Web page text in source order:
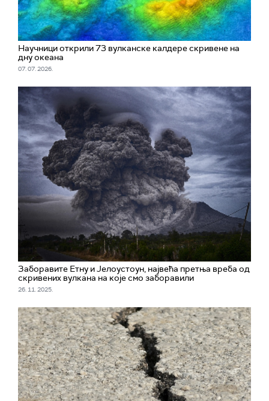
Научници открили 73 вулканске калдере скривене на
дну океана
07. 07. 2026.
Заборавите Етну и Јелоустоун, највећа претња вреба од
скривених вулкана на које смо заборавили
26. 11. 2025.